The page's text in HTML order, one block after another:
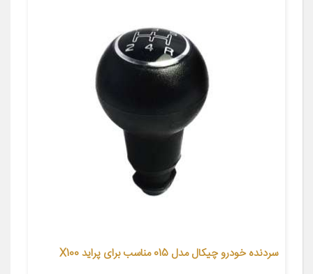
سردنده خودرو چیکال مدل 015 مناسب برای پراید X100